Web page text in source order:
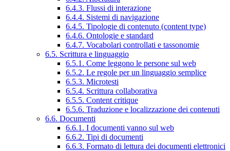
6.4.3. Flussi di interazione
6.4.4. Sistemi di navigazione
6.4.5. Tipologie di contenuto (content type)
6.4.6. Ontologie e standard
6.4.7. Vocabolari controllati e tassonomie
6.5. Scrittura e linguaggio
6.5.1. Come leggono le persone sul web
6.5.2. Le regole per un linguaggio semplice
6.5.3. Microtesti
6.5.4. Scrittura collaborativa
6.5.5. Content critique
6.5.6. Traduzione e localizzazione dei contenuti
6.6. Documenti
6.6.1. I documenti vanno sul web
6.6.2. Tipi di documenti
6.6.3. Formato di lettura dei documenti elettronici